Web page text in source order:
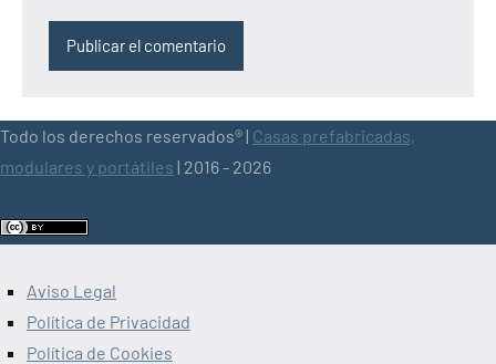
Todo los derechos reservados® | Casas prefabricadas,
modulares y portátiles | 2016 - 2026
Aviso Legal
Política de Privacidad
Política de Cookies